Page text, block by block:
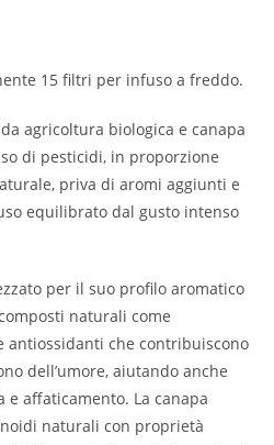
15 filtri per infuso a freddo.
agricoltura biologica e canapa
di pesticidi, in proporzione
priva di aromi aggiunti e
equilibrato dal gusto intenso
per il suo profilo aromatico
naturali come
antiossidanti che contribuiscono
dell’umore, aiutando anche
e affaticamento. La canapa
naturali con proprietà